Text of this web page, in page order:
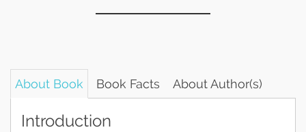
About Book Book Facts About Author(s)
Introduction